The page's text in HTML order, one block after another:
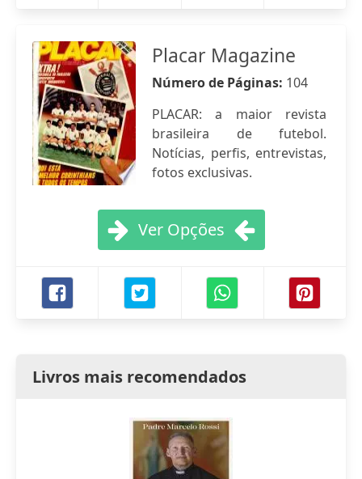
Placar Magazine
Número de Páginas: 104
PLACAR: a maior revista
brasileira de futebol.
Notícias, perfis, entrevistas,
fotos exclusivas.
Ver Opções
Livros mais recomendados